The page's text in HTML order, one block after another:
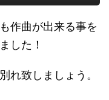
作曲が出来る事を
した！
れ致しましょう。